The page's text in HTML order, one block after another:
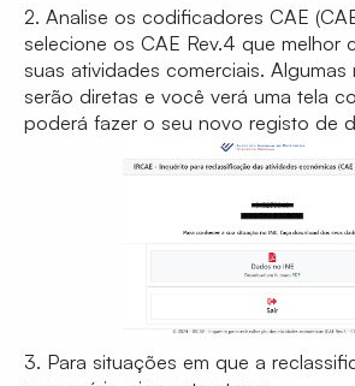
2. Analise os codificadores CAE
selecione os CAE Rev.4 que melhor
suas atividades comerciais.
serão diretas e você verá uma tela
poderá fazer o seu novo registo de
3. Para situações em que a